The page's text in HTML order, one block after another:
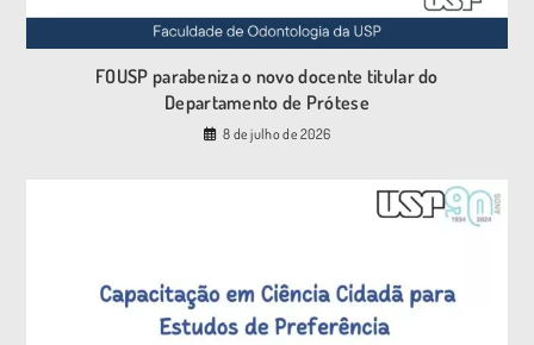
FOUSP parabeniza o novo docente titular do
Departamento de Prótese
8 de julho de 2026